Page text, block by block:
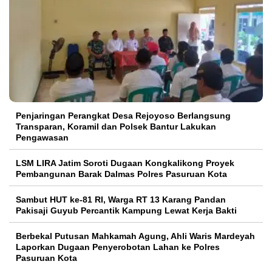
Penjaringan Perangkat Desa Rejoyoso Berlangsung
Transparan, Koramil dan Polsek Bantur Lakukan
Pengawasan
LSM LIRA Jatim Soroti Dugaan Kongkalikong Proyek
Pembangunan Barak Dalmas Polres Pasuruan Kota
Sambut HUT ke-81 RI, Warga RT 13 Karang Pandan
Pakisaji Guyub Percantik Kampung Lewat Kerja Bakti
Berbekal Putusan Mahkamah Agung, Ahli Waris Mardeyah
Laporkan Dugaan Penyerobotan Lahan ke Polres
Pasuruan Kota